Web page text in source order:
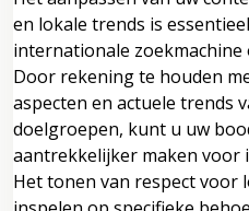
en lokale trends is
internationale
Door rekening te houden
aspecten en actuele trends
doelgroepen, kunt u uw
aantrekkelijker maken voor
Het tonen van respect voor